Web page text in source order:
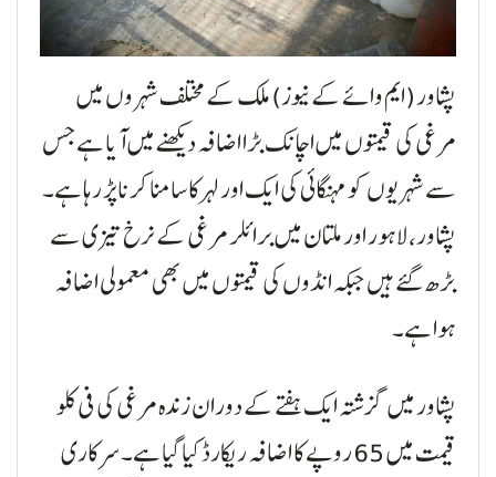
پشاور (ایم وائے کے نیوز) ملک کے مختلف شہروں میں
مرغی کی قیمتوں میں اچانک بڑا اضافہ دیکھنے میں آیا ہے جس
سے شہریوں کو مہنگائی کی ایک اور لہر کا سامنا کرنا پڑ رہا ہے۔
پشاور، لاہور اور ملتان میں برائلر مرغی کے نرخ تیزی سے
بڑھ گئے ہیں جبکہ انڈوں کی قیمتوں میں بھی معمولی اضافہ
ہوا ہے۔
پشاور میں گزشتہ ایک ہفتے کے دوران زندہ مرغی کی فی کلو
قیمت میں 65 روپے کا اضافہ ریکارڈ کیا گیا ہے۔ سرکاری